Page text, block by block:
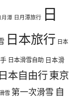
月潭 日月潭旅行 日
日本旅行 日本
日本滑雪自助 日本滑
日本自由行東京
雪 第一次滑雪 自